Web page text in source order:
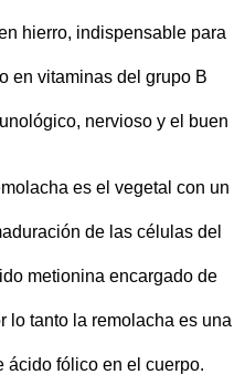
hierro, indispensable para
en vitaminas del grupo B
nervioso y el buen
es el vegetal con un
de las células del
metionina encargado de
lo tanto la remolacha es una
ácido fólico en el cuerpo.